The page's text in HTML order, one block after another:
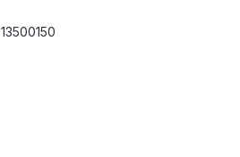
13500150